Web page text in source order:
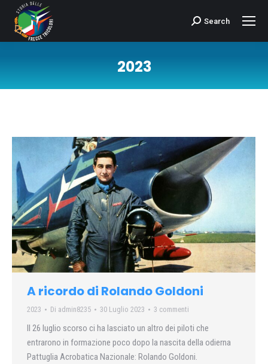
Cerca:Search
2023
A ricordo di Rolando Goldoni
2023 Di admin8235 30 Luglio 2023 3 commenti
Il 26 luglio scorso ci ha lasciato un altro dei piloti che
entrarono in formazione poco dopo la nascita della odierna
Pattuglia Acrobatica Nazionale: Rolando Goldoni.